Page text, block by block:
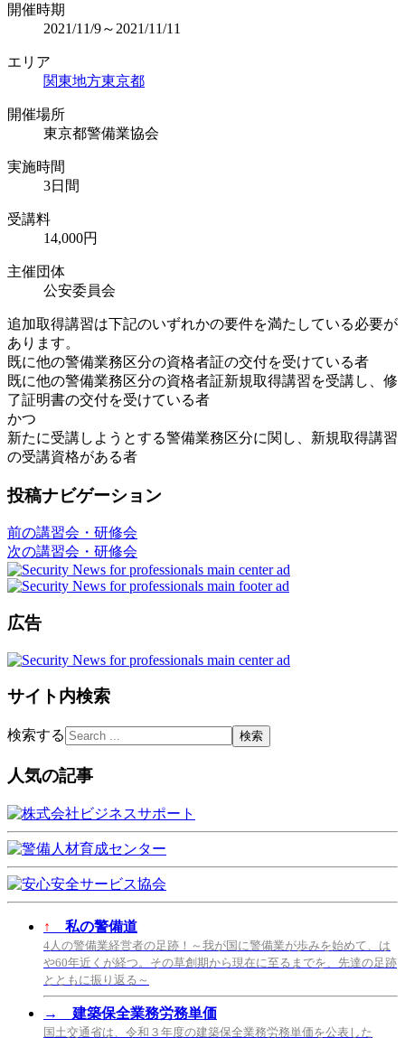
開催時期
2021/11/9～2021/11/11
エリア
関東地方東京都
開催場所
東京都警備業協会
実施時間
3日間
受講料
14,000円
主催団体
公安委員会
追加取得講習は下記のいずれかの要件を満たしている必要が
あります。
既に他の警備業務区分の資格者証の交付を受けている者
既に他の警備業務区分の資格者証新規取得講習を受講し、修
了証明書の交付を受けている者
かつ
新たに受講しようとする警備業務区分に関し、新規取得講習
の受講資格がある者
投稿ナビゲーション
前の講習会・研修会
次の講習会・研修会
広告
サイト内検索
検索する
人気の記事
↑ 私の警備道
4人の警備業経営者の足跡！～我が国に警備業が歩みを始めて、は
や60年近くが経つ。その草創期から現在に至るまでを、先達の足跡
とともに振り返る～
→ 建築保全業務労務単価
国土交通省は、令和３年度の建築保全業務労務単価を公表した